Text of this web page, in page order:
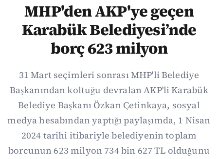
MHP'den AKP'ye geçen
Karabük Belediyesi’nde
borç 623 milyon
31 Mart seçimleri sonrası MHP'li Belediye
Başkanından koltuğu devralan AKP'li Karabük
Belediye Başkanı Özkan Çetinkaya, sosyal
medya hesabından yaptığı paylaşımda, 1 Nisan
2024 tarihi itibariyle belediyenin toplam
borcunun 623 milyon 734 bin 627 TL olduğunu